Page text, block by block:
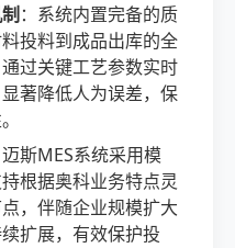
：系统内置完备的质
投料到成品出库的全
过关键工艺参数实时
著降低人为误差，保
迈斯MES系统采用模
根据奥科业务特点灵
，伴随企业规模扩大
扩展，有效保护投